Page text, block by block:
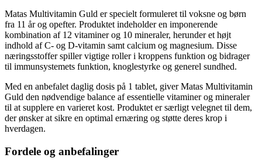
Matas Multivitamin Guld er specielt formuleret til voksne og børn
fra 11 år og opefter. Produktet indeholder en imponerende
kombination af 12 vitaminer og 10 mineraler, herunder et højt
indhold af C- og D-vitamin samt calcium og magnesium. Disse
næringsstoffer spiller vigtige roller i kroppens funktion og bidrager
til immunsystemets funktion, knoglestyrke og generel sundhed.
Med en anbefalet daglig dosis på 1 tablet, giver Matas Multivitamin
Guld den nødvendige balance af essentielle vitaminer og mineraler
til at supplere en varieret kost. Produktet er særligt velegnet til dem,
der ønsker at sikre en optimal ernæring og støtte deres krop i
hverdagen.
Fordele og anbefalinger